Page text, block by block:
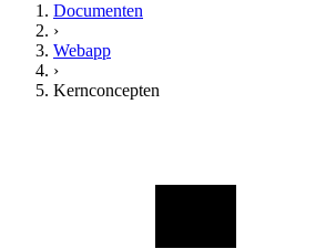
Documenten
›
Webapp
›
Kernconcepten